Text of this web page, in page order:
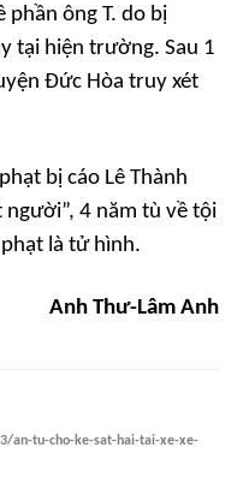
ông T. do bị
tại hiện trường. Sau 1
Đức Hòa truy xét
bị cáo Lê Thành
4 năm tù về tội
là tử hình.
Anh Thư-Lâm Anh
an-tu-cho-ke-sat-hai-tai-xe-xe-